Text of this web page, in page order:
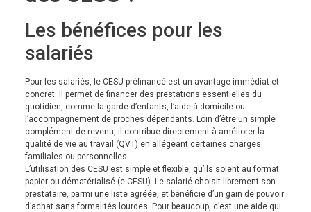
Les bénéfices pour les
salariés
Pour les salariés, le CESU préfinancé est un avantage immédiat et
concret. Il permet de financer des prestations essentielles du
quotidien, comme la garde d’enfants, l’aide à domicile ou
l’accompagnement de proches dépendants. Loin d’être un simple
complément de revenu, il contribue directement à améliorer la
qualité de vie au travail (QVT) en allégeant certaines charges
familiales ou personnelles.
L’utilisation des CESU est simple et flexible, qu’ils soient au format
papier ou dématérialisé (e-CESU). Le salarié choisit librement son
prestataire, parmi une liste agréée, et bénéficie d’un gain de pouvoir
d’achat sans formalités lourdes. Pour beaucoup, c’est une aide qui